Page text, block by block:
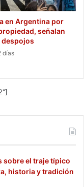
en Argentina por
señalan
días
sobre el traje típico
historia y tradición